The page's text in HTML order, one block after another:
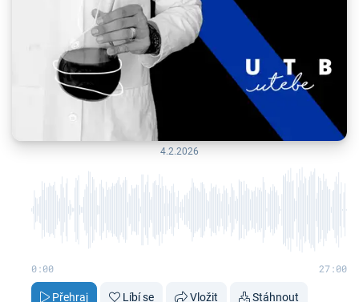
4.2.2026
0:00 27:00
Přehraj Líbí se Vložit Stáhnout